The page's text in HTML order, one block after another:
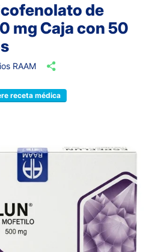
de
mg Caja con 50
RAAM
receta médica